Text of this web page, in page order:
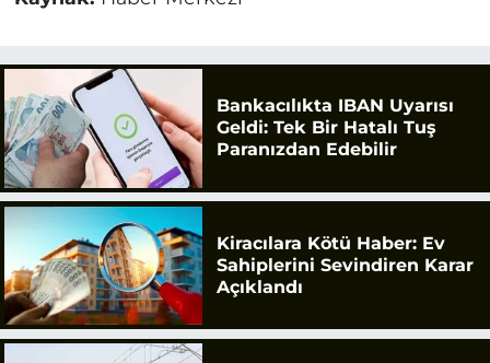
Bankacılıkta IBAN Uyarısı
Geldi: Tek Bir Hatalı Tuş
Paranızdan Edebilir
Kiracılara Kötü Haber: Ev
Sahiplerini Sevindiren Karar
Açıklandı